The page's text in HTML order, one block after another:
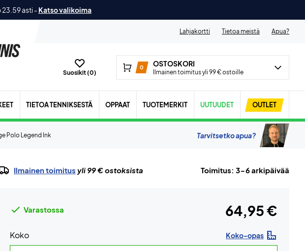
23.59 asti- Katso valikoima
Lahjakortti Tietoa meistä Apua?
Suosikit (0)
0 OSTOSKORI
Ilmainen toimitus yli 99 € ostoille
TIETOA TENNIKSESTÄ OPPAAT TUOTEMERKIT UUTUUDET OUTLET
Polo Legend Ink Tarvitsetko apua?
Ilmainen toimitus yli 99 € ostoksista Toimitus: 3-6 arkipäivää
Varastossa 64,95 €
Koko Koko-opas